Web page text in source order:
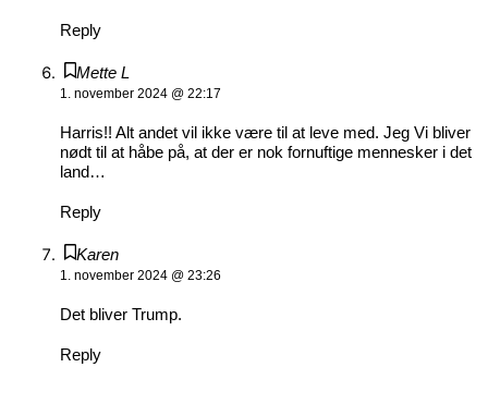
Reply
Mette L
1. november 2024 @ 22:17
Harris!! Alt andet vil ikke være til at leve med. Jeg Vi bliver
nødt til at håbe på, at der er nok fornuftige mennesker i det
land…
Reply
Karen
1. november 2024 @ 23:26
Det bliver Trump.
Reply